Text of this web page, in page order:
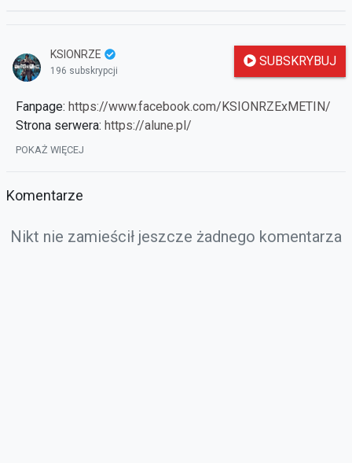
KSIONRZE
196 subskrypcji
SUBSKRYBUJ
Fanpage: https://www.facebook.com/KSIONRZExMETIN/
Strona serwera: https://alune.pl/
Forum Alune:
POKAŻ WIĘCEJ
Komentarze
Nikt nie zamieścił jeszcze żadnego komentarza